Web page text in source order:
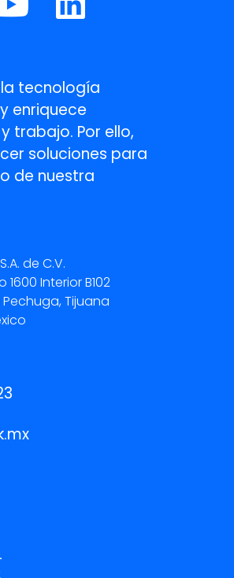
tecnología
enriquece
trabajo. Por ello,
soluciones para
de nuestra
de C.V.
Interior B102
Tijuana